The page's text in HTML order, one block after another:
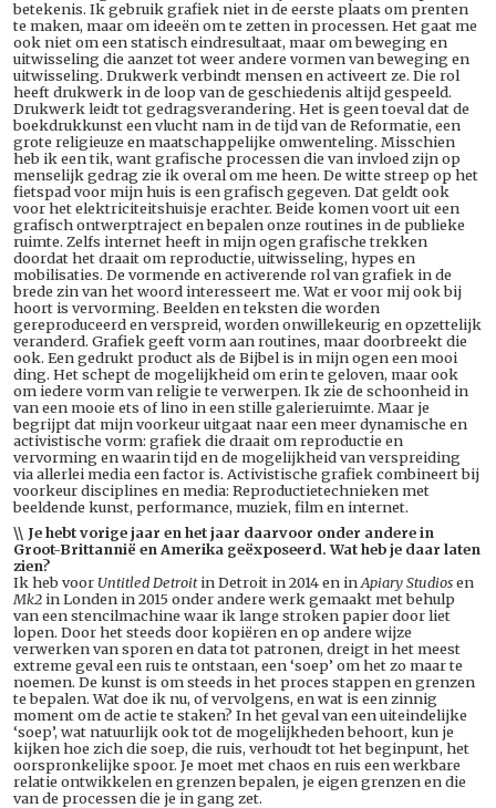
betekenis. Ik gebruik grafiek niet in de eerste plaats om prenten
te maken, maar om ideeën om te zetten in processen. Het gaat me
ook niet om een statisch eindresultaat, maar om beweging en
uitwisseling die aanzet tot weer andere vormen van beweging en
uitwisseling. Drukwerk verbindt mensen en activeert ze. Die rol
heeft drukwerk in de loop van de geschiedenis altijd gespeeld.
Drukwerk leidt tot gedragsverandering. Het is geen toeval dat de
boekdrukkunst een vlucht nam in de tijd van de Reformatie, een
grote religieuze en maatschappelijke omwenteling. Misschien
heb ik een tik, want grafische processen die van invloed zijn op
menselijk gedrag zie ik overal om me heen. De witte streep op het
fietspad voor mijn huis is een grafisch gegeven. Dat geldt ook
voor het elektriciteitshuisje erachter. Beide komen voort uit een
grafisch ontwerptraject en bepalen onze routines in de publieke
ruimte. Zelfs internet heeft in mijn ogen grafische trekken
doordat het draait om reproductie, uitwisseling, hypes en
mobilisaties. De vormende en activerende rol van grafiek in de
brede zin van het woord interesseert me. Wat er voor mij ook bij
hoort is vervorming. Beelden en teksten die worden
gereproduceerd en verspreid, worden onwillekeurig en opzettelijk
veranderd. Grafiek geeft vorm aan routines, maar doorbreekt die
ook. Een gedrukt product als de Bijbel is in mijn ogen een mooi
ding. Het schept de mogelijkheid om erin te geloven, maar ook
om iedere vorm van religie te verwerpen. Ik zie de schoonheid in
van een mooie ets of lino in een stille galerieruimte. Maar je
begrijpt dat mijn voorkeur uitgaat naar een meer dynamische en
activistische vorm: grafiek die draait om reproductie en
vervorming en waarin tijd en de mogelijkheid van verspreiding
via allerlei media een factor is. Activistische grafiek combineert bij
voorkeur disciplines en media: Reproductietechnieken met
beeldende kunst, performance, muziek, film en internet.
\\ Je hebt vorige jaar en het jaar daarvoor onder andere in
Groot-Brittannië en Amerika geëxposeerd. Wat heb je daar laten
zien?
Ik heb voor Untitled Detroitin Detroit in 2014 en inApiary Studiosen
Mk2 in Londen in 2015 onder andere werk gemaakt met behulp
van een stencilmachine waar ik lange stroken papier door liet
lopen. Door het steeds door kopiëren en op andere wijze
verwerken van sporen en data tot patronen, dreigt in het meest
extreme geval een ruis te ontstaan, een ‘soep’ om het zo maar te
noemen. De kunst is om steeds in het proces stappen en grenzen
te bepalen. Wat doe ik nu, of vervolgens, en wat is een zinnig
moment om de actie te staken? In het geval van een uiteindelijke
‘soep’, wat natuurlijk ook tot de mogelijkheden behoort, kun je
kijken hoe zich die soep, die ruis, verhoudt tot het beginpunt, het
oorspronkelijke spoor. Je moet met chaos en ruis een werkbare
relatie ontwikkelen en grenzen bepalen, je eigen grenzen en die
van de processen die je in gang zet.